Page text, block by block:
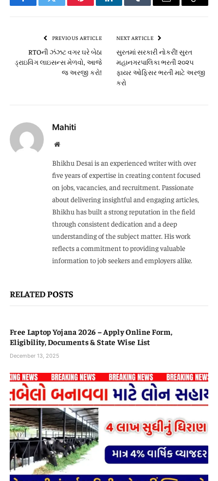
FacebookTwitter PinterestLinkedInTumblr Email
Copy
PREVIOUS ARTICLE
RTOની ઝંઝટ વગર ઘરે બેઠા
ડ્રાઇવિંગ લાઇસન્સ મેળવો, આજે
જ અરજી કરો!
NEXT ARTICLE
સુરતમાં સરકારી નોકરી! સુરત
મહાનગરપાલિકા ભરતી ૨૦૨૫
ફાયર ઓફિસર ભરતી માટે અરજી
કરો
Mahiti
Website
Bhikhu Desai is an experienced writer with over
five years of expertise in creating content focused
on jobs, vacancies, and recruitment. Passionate
about delivering insightful and engaging articles,
Bhikhu has built a strong reputation in the field
through consistent dedication and a deep
understanding of the subject matter. His work
reflects a commitment to providing valuable
information to job seekers and employers alike.
RELATEDPOSTS
Free Laptop Yojana 2026 – Apply Online Form,
Eligibility, Documents & State Wise List
December 13, 2025